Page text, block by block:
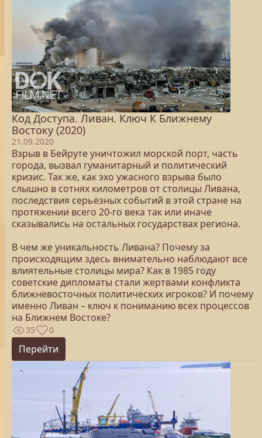
Код Доступа. Ливан. Ключ К Ближнему
Востоку (2020)
21.09.2020
Взрыв в Бейруте уничтожил морской порт, часть
города, вызвал гуманитарный и политический
кризис. Так же, как эхо ужасного взрыва было
слышно в сотнях километров от столицы Ливана,
последствия серьёзных событий в этой стране на
протяжении всего 20-го века так или иначе
сказывались на остальных государствах региона.
В чем же уникальность Ливана? Почему за
происходящим здесь внимательно наблюдают все
влиятельные столицы мира? Как в 1985 году
советские дипломаты стали жертвами конфликта
ближневосточных политических игроков? И почему
именно Ливан – ключ к пониманию всех процессов
на Ближнем Востоке?
35 0
Перейти